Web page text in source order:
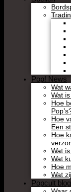
Pop! News
Wat
Wat
Hoe
Hoe
Een
Hoe
Wat
Wat
Hoe
Wat
Popcult blog